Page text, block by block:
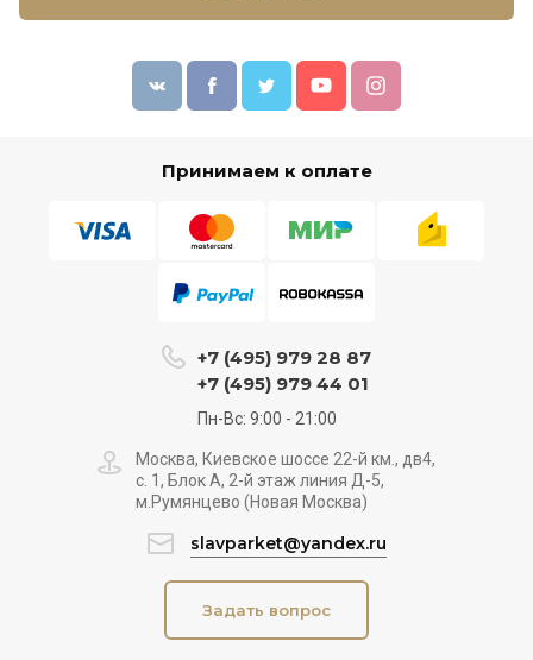
Принимаем к оплате
+7 (495) 979 28 87
+7 (495) 979 44 01
Пн-Вс: 9:00 - 21:00
Москва, Киевское шоссе 22-й км., дв4,
с. 1, Блок А, 2-й этаж линия Д-5,
м.Румянцево (Новая Москва)
slavparket@yandex.ru
Задать вопрос